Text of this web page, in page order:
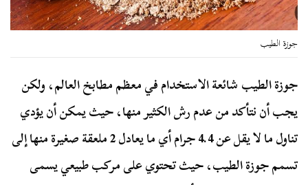
جوزة الطيب
جوزة الطيب شائعة الاستخدام في معظم مطابخ العالم، ولكن
يجب أن نتأكد من عدم رش الكثير منها، حيث يمكن أن يؤدي
تناول ما لا يقل عن 4.4 جرام أي ما يعادل 2 ملعقة صغيرة منها إلى
تسمم جوزة الطيب، حيث تحتوي على مركب طبيعي يسمى